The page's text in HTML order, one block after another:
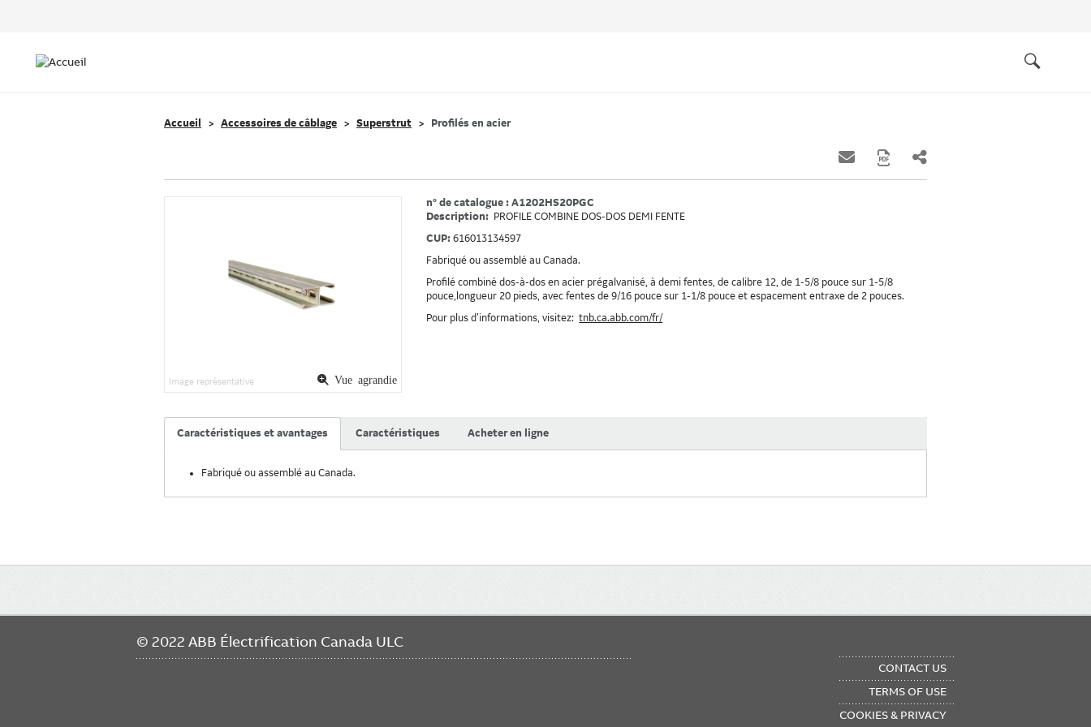
navigation
Accueil Accessoires de câblage Superstrut Profilés en acier
Vue agrandie
Image représentative
n° de catalogue : A1202HS20PGC
Description: PROFILE COMBINE DOS-DOS DEMI FENTE
CUP:616013134597
Fabriqué ou assemblé au Canada.
Profilé combiné dos-à-dos en acier prégalvanisé, à demi fentes, de calibre 12, de 1-5/8 pouce sur 1-5/8
pouce,longueur 20 pieds, avec fentes de 9/16 pouce sur 1-1/8 pouce et espacement entraxe de 2 pouces.
Pour plus d’informations, visitez:tnb.ca.abb.com/fr/
Caractéristiques et avantages Caractéristiques Acheter en ligne
Fabriqué ou assemblé au Canada.
navigation
© 2022 ABB Électrification Canada ULC
CONTACT US
TERMS OF USE
COOKIES & PRIVACY